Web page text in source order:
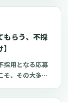
」という考え方
に合わせて、
、本当に人手
と、現場が混乱
かれることが
ム実装や詳細な
を「理解」し、
目指してまとめ
もらう、不採
採用となる応募
そ、その大多数
用に携わる院